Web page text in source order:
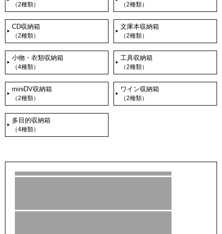
（2種類） （2種類）
CD収納箱
（2種類）
文庫本収納箱
（2種類）
小物・衣類収納箱
（4種類）
工具収納箱
（2種類）
miniDV収納箱
（2種類）
ワイン収納箱
（2種類）
多目的収納箱
（4種類）